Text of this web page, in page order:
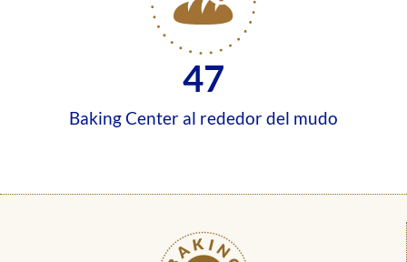
Baking Center al rededor del mudo
47